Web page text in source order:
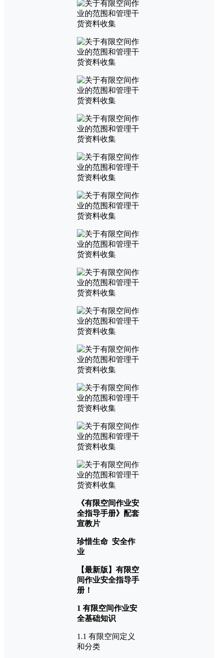
《有限空间作业安
全指导手册》配套
宣教片
珍惜生命 安全作
业
【最新版】有限空
间作业安全指导手
册！
1 有限空间作业安
全基础知识
1.1 有限空间定义
和分类